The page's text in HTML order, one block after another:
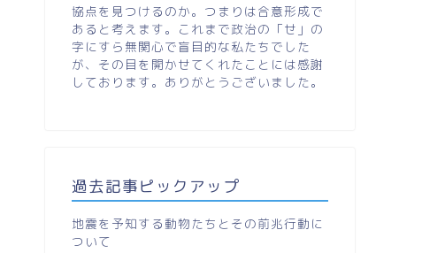
協点を見つけるのか。つまりは合意形成で
あると考えます。これまで政治の「せ」の
字にすら無関心で盲目的な私たちでした
が、その目を開かせてくれたことには感謝
しております。ありがとうございました。
過去記事ピックアップ
地震を予知する動物たちとその前兆行動に
ついて